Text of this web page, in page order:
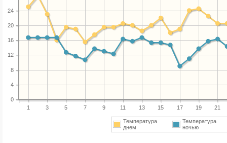
1 3 5 7 9 11 13 15 17 19 21
0
4
8
12
16
20
24
Температура
днем
Температура
ночью